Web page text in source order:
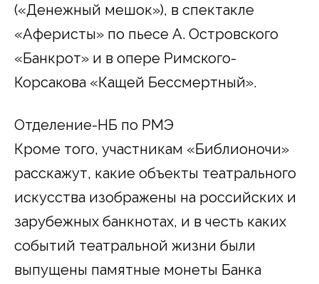
(«Денежный мешок»), в спектакле
«Аферисты» по пьесе А. Островского
«Банкрот» и в опере Римского-
Корсакова «Кащей Бессмертный».
Отделение-НБ по РМЭ
Кроме того, участникам «Библионочи»
расскажут, какие объекты театрального
искусства изображены на российских и
зарубежных банкнотах, и в честь каких
событий театральной жизни были
выпущены памятные монеты Банка